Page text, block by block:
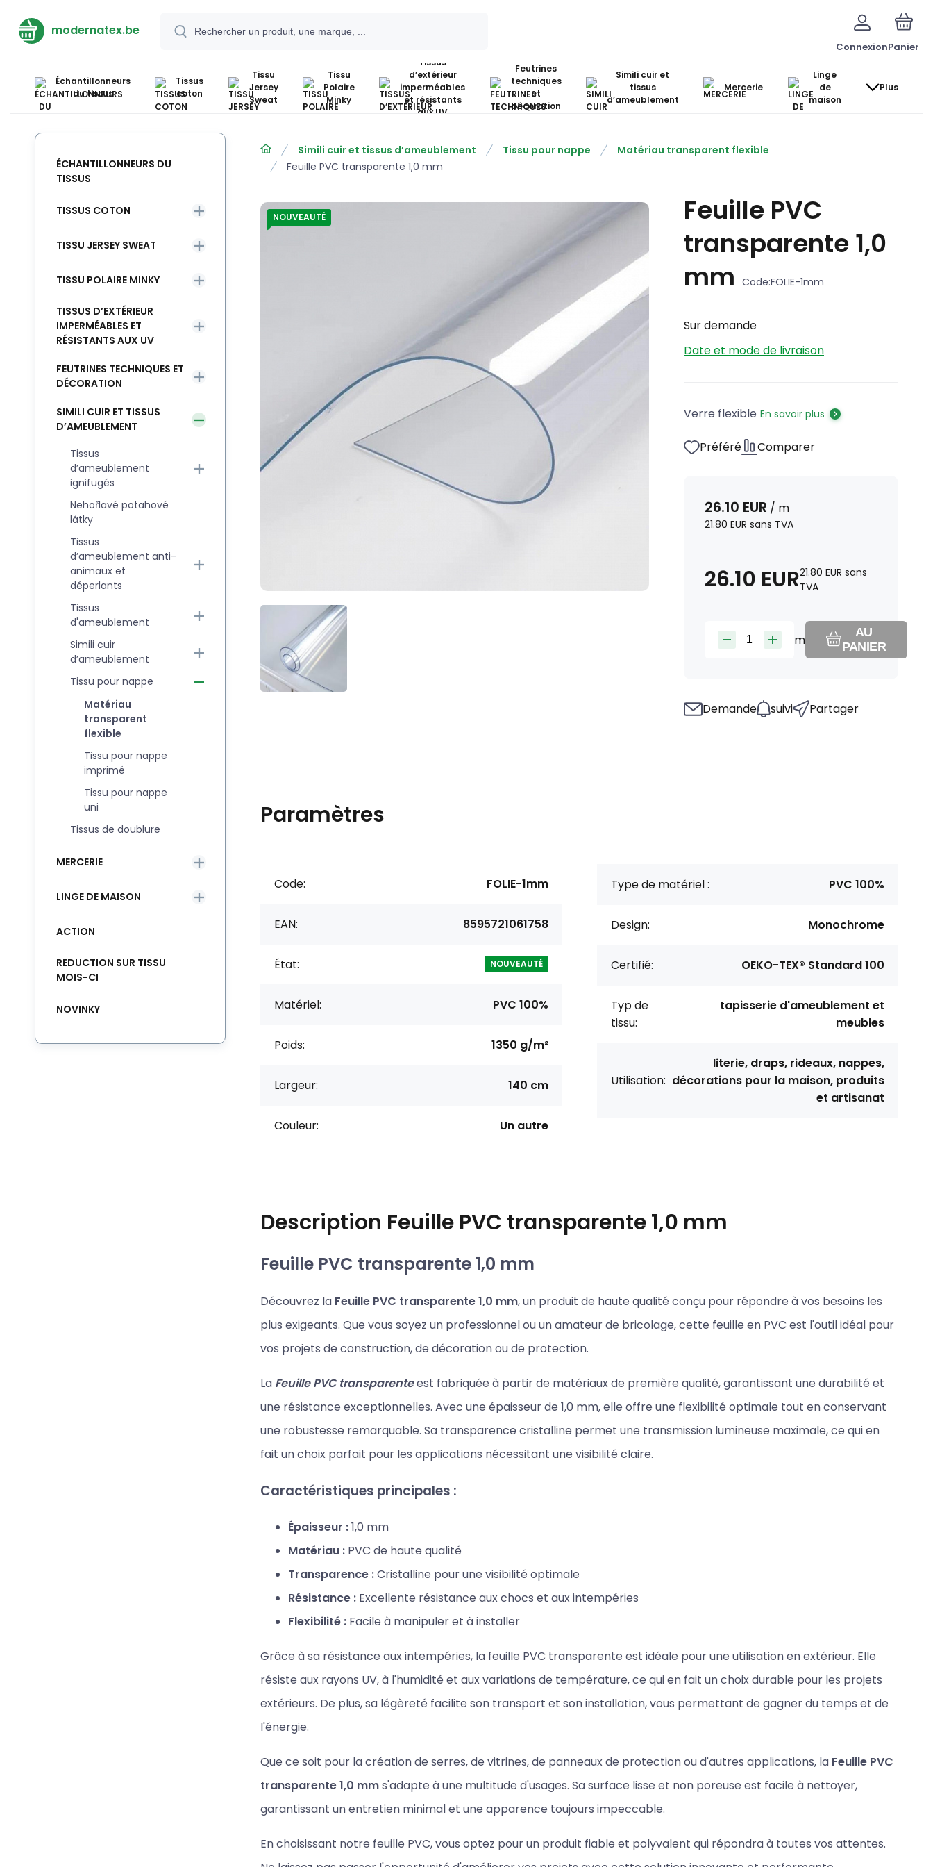
modernatex.be
ConnexionPanier
Échantillonneurs
du tissus
Tissus
coton
Tissu
Jersey
Sweat
Tissu
Polaire
Minky
Tissus
d’extérieur
imperméables
et résistants
aux UV
Feutrines
techniques
et
décoration
Simili cuir et
tissus
d’ameublement
Mercerie
Linge
de
maison
Plus
Simili cuir et tissus d’ameublement Tissu pour nappe
Matériau transparent flexible
Feuille PVC transparente 1,0 mm
NOUVEAUTÉ
Feuille PVC
transparente 1,0
mm Code:FOLIE-1mm
Sur demande
Date et mode de livraison
Verre flexible En savoir plus
Préféré Comparer
26.10 EUR / m
21.80 EUR sans TVA
26.10 EUR21.80 EUR sans
TVA
m
AU
PANIER
Demande suivi Partager
Paramètres
Code: FOLIE-1mm
EAN: 8595721061758
État: NOUVEAUTÉ
Matériel: PVC 100%
Poids: 1350 g/m²
Largeur: 140 cm
Couleur: Un autre
Type de matériel : PVC 100%
Design: Monochrome
Certifié: OEKO-TEX® Standard 100
Typ de
tissu:
tapisserie d'ameublement et
meubles
Utilisation:
literie, draps, rideaux, nappes,
décorations pour la maison, produits
et artisanat
Description Feuille PVC transparente 1,0 mm
Feuille PVC transparente 1,0 mm
Découvrez la Feuille PVC transparente 1,0 mm, un produit de haute qualité conçu pour répondre à vos besoins les
plus exigeants. Que vous soyez un professionnel ou un amateur de bricolage, cette feuille en PVC est l'outil idéal pour
vos projets de construction, de décoration ou de protection.
La Feuille PVC transparenteest fabriquée à partir de matériaux de première qualité, garantissant une durabilité et
une résistance exceptionnelles. Avec une épaisseur de 1,0 mm, elle offre une flexibilité optimale tout en conservant
une robustesse remarquable. Sa transparence cristalline permet une transmission lumineuse maximale, ce qui en
fait un choix parfait pour les applications nécessitant une visibilité claire.
Caractéristiques principales :
Épaisseur :1,0 mm
Matériau : PVC de haute qualité
Transparence :Cristalline pour une visibilité optimale
Résistance : Excellente résistance aux chocs et aux intempéries
Flexibilité : Facile à manipuler et à installer
Grâce à sa résistance aux intempéries, la feuille PVC transparente est idéale pour une utilisation en extérieur. Elle
résiste aux rayons UV, à l'humidité et aux variations de température, ce qui en fait un choix durable pour les projets
extérieurs. De plus, sa légèreté facilite son transport et son installation, vous permettant de gagner du temps et de
l'énergie.
Que ce soit pour la création de serres, de vitrines, de panneaux de protection ou d'autres applications, la Feuille PVC
transparente 1,0 mms'adapte à une multitude d'usages. Sa surface lisse et non poreuse est facile à nettoyer,
garantissant un entretien minimal et une apparence toujours impeccable.
En choisissant notre feuille PVC, vous optez pour un produit fiable et polyvalent qui répondra à toutes vos attentes.
ÉCHANTILLONNEURS DU
TISSUS
TISSUS COTON
TISSU JERSEY SWEAT
TISSU POLAIRE MINKY
TISSUS D’EXTÉRIEUR
IMPERMÉABLES ET
RÉSISTANTS AUX UV
FEUTRINES TECHNIQUES ET
DÉCORATION
SIMILI CUIR ET TISSUS
D’AMEUBLEMENT
Tissus
d’ameublement
ignifugés
Nehořlavé potahové
látky
Tissus
d’ameublement anti-
animaux et
déperlants
Tissus
d'ameublement
Simili cuir
d’ameublement
Tissu pour nappe
Matériau
transparent
flexible
Tissu pour nappe
imprimé
Tissu pour nappe
uni
Tissus de doublure
MERCERIE
LINGE DE MAISON
ACTION
REDUCTION SUR TISSU
MOIS-CI
NOVINKY